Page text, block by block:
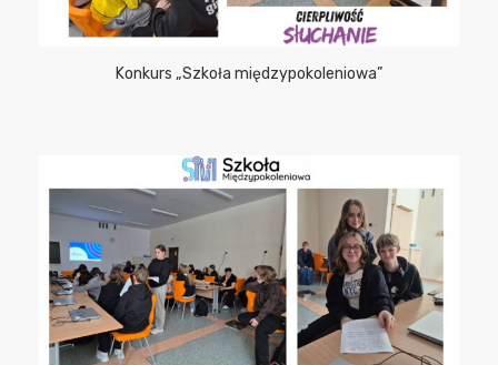
Konkurs „Szkoła międzypokoleniowa”